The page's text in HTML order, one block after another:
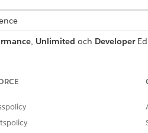
, Unlimited och Developer
SOM KRÄVS